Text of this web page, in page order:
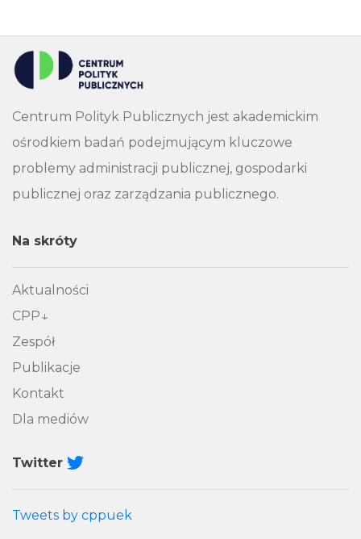
Centrum Polityk Publicznych jest akademickim
ośrodkiem badań podejmującym kluczowe
problemy administracji publicznej, gospodarki
publicznej oraz zarządzania publicznego.
Na skróty
Aktualności
CPP
Zespół
Publikacje
Kontakt
Dla mediów
Twitter
Tweets by cppuek